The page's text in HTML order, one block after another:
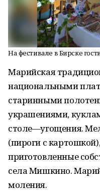
На фестивале в Бирске
Марийская
национальными
старинными
украшениями,
столе—угощения.
(пироги с
приготовленные
села Мишкино.
моления.